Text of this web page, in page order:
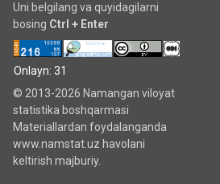
Uni belgilang va quyidagilarni
bosing Ctrl + Enter
Onlayn: 31
© 2013-2026 Namangan viloyat
statistika boshqarmasi
Materiallardan foydalanganda
www.namstat.uz havolani
keltirish majburiy.